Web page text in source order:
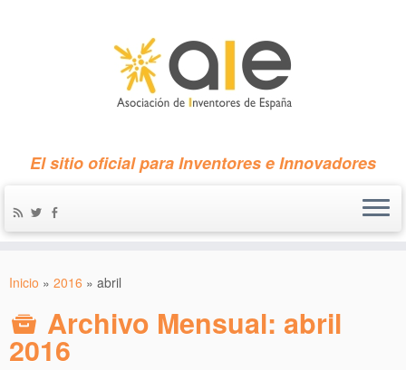
El sitio oficial para Inventores e Innovadores
Inicio » 2016 » abril
Archivo Mensual: abril
2016